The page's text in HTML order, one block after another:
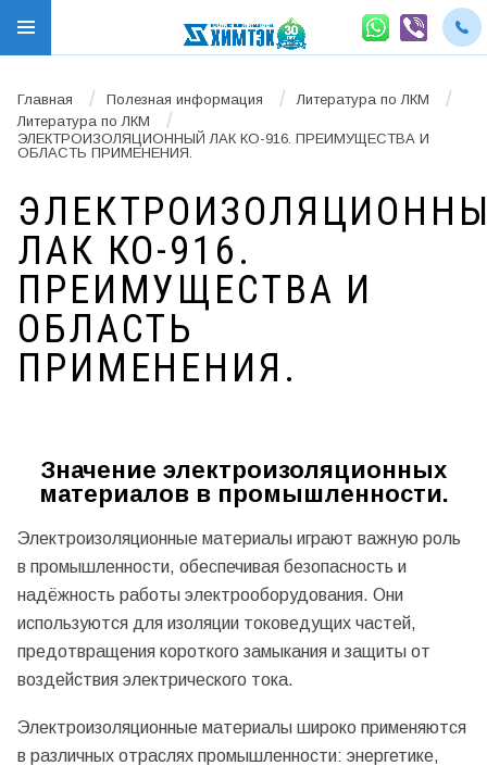
Главная / Полезная информация / Литература по ЛКМ /
Литература по ЛКМ /
ЭЛЕКТРОИЗОЛЯЦИОННЫЙ ЛАК КО-916. ПРЕИМУЩЕСТВА И
ОБЛАСТЬ ПРИМЕНЕНИЯ.
ЛАК КО-916.
ПРЕИМУЩЕСТВА И
ОБЛАСТЬ
ПРИМЕНЕНИЯ.
Значение электроизоляционных
материалов в промышленности.
Электроизоляционные материалы играют важную роль
в промышленности, обеспечивая безопасность и
надёжность работы электрооборудования. Они
используются для изоляции токоведущих частей,
предотвращения короткого замыкания и защиты от
воздействия электрического тока.
Электроизоляционные материалы широко применяются
в различных отраслях промышленности: энергетике,